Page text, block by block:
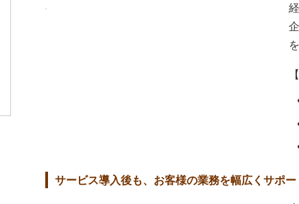
サービス導入後も、お客様の業務を幅広くサポー